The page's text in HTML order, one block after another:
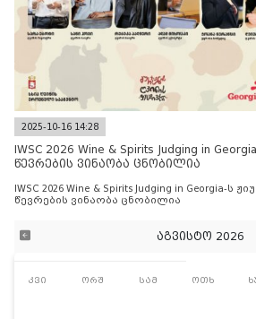
2025-10-16 14:28
IWSC 2026 Wine & Spirits Judging in
წევრების ვინაობა ცნობილია
IWSC 2026 Wine & Spirits Judging in Georgia-ს
წევრების ვინაობა ცნობილია
აგვისტო 2026
კვი ორშ სამ ოთხ